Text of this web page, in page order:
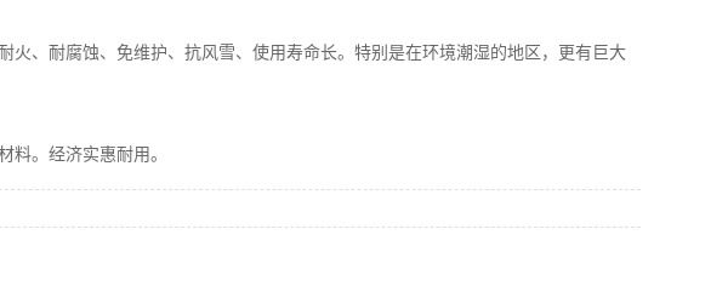
、耐腐蚀、免维护、抗风雪、使用寿命长。特别是在环境潮湿的地区，更有巨大
料。经济实惠耐用。